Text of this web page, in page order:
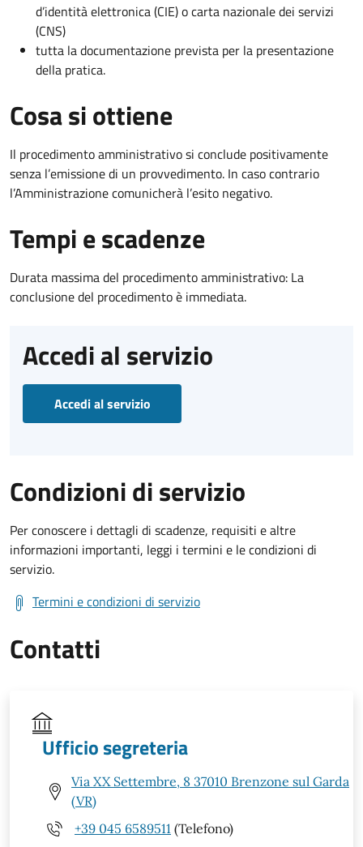
d’identità elettronica (CIE) o carta nazionale dei servizi
(CNS)
tutta la documentazione prevista per la presentazione
della pratica.
Cosa si ottiene
Il procedimento amministrativo si conclude positivamente
senza l’emissione di un provvedimento. In caso contrario
l’Amministrazione comunicherà l’esito negativo.
Tempi e scadenze
Durata massima del procedimento amministrativo: La
conclusione del procedimento è immediata.
Accedi al servizio
Accedi al servizio
Condizioni di servizio
Per conoscere i dettagli di scadenze, requisiti e altre
informazioni importanti, leggi i termini e le condizioni di
servizio.
Termini e condizioni di servizio
Contatti
Ufficio segreteria
Via XX Settembre, 8 37010 Brenzone sul Garda
(VR)
+39 045 6589511 (Telefono)